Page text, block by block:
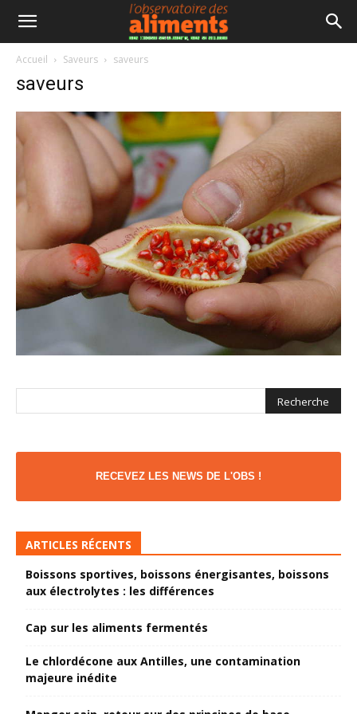
Accueil Saveurs saveurs
saveurs
RECEVEZ LES NEWS DE L'OBS !
ARTICLES RÉCENTS
Boissons sportives, boissons énergisantes, boissons
aux électrolytes : les différences
Cap sur les aliments fermentés
Le chlordécone aux Antilles, une contamination
majeure inédite